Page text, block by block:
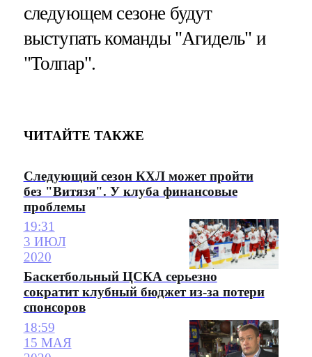
следующем сезоне будут
выступать команды "Агидель" и
"Толпар".
ЧИТАЙТЕ ТАКЖЕ
Следующий сезон КХЛ может пройти
без "Витязя". У клуба финансовые
проблемы
19:31
3 ИЮЛ
2020
Баскетбольный ЦСКА серьезно
сократит клубный бюджет из-за потери
спонсоров
18:59
15 МАЯ